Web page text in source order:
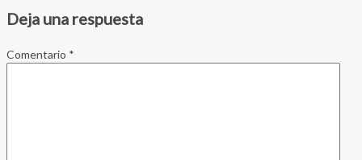
Deja una respuesta
Comentario *